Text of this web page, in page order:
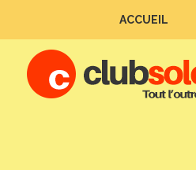
ACCUEIL